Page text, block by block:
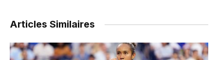
Articles Similaires